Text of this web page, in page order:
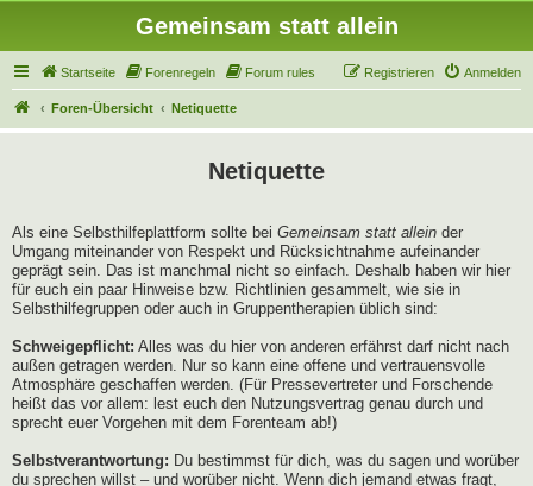
Gemeinsam statt allein
Startseite Forenregeln Forum rules Anmelden
Registrieren
Foren-Übersicht Netiquette
Netiquette
Als eine Selbsthilfeplattform sollte bei Gemeinsam statt allein der
Umgang miteinander von Respekt und Rücksichtnahme aufeinander
geprägt sein. Das ist manchmal nicht so einfach. Deshalb haben wir hier
für euch ein paar Hinweise bzw. Richtlinien gesammelt, wie sie in
Selbsthilfegruppen oder auch in Gruppentherapien üblich sind:
Schweigepflicht: Alles was du hier von anderen erfährst darf nicht nach
außen getragen werden. Nur so kann eine offene und vertrauensvolle
Atmosphäre geschaffen werden. (Für Pressevertreter und Forschende
heißt das vor allem: lest euch den Nutzungsvertrag genau durch und
sprecht euer Vorgehen mit dem Forenteam ab!)
Selbstverantwortung: Du bestimmst für dich, was du sagen und worüber
du sprechen willst – und worüber nicht. Wenn dich jemand etwas fragt,